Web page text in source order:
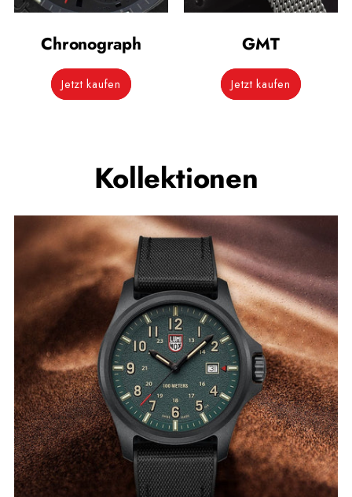
Chronograph
Jetzt kaufen
GMT
Jetzt kaufen
Kollektionen